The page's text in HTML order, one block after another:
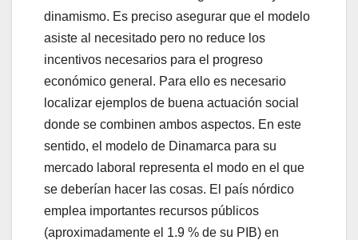
dinamismo. Es preciso asegurar que el modelo
asiste al necesitado pero no reduce los
incentivos necesarios para el progreso
económico general. Para ello es necesario
localizar ejemplos de buena actuación social
donde se combinen ambos aspectos. En este
sentido, el modelo de Dinamarca para su
mercado laboral representa el modo en el que
se deberían hacer las cosas. El país nórdico
emplea importantes recursos públicos
(aproximadamente el 1.9 % de su PIB) en